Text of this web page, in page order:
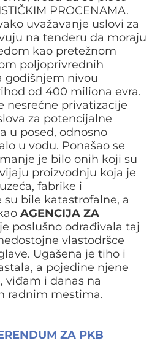
PROCENAMA.
uvažavanje uslovi za
na tenderu da moraju
kao pretežnom
poljoprivrednih
godišnjem nivou
od 400 miliona evra.
nesrećne privatizacije
za potencijalne
u posed, odnosno
u vodu. Ponašao se
je bilo onih koji su
proizvodnju koja je
fabrike i
bile katastrofalne, a
AGENCIJA ZA
poslušno odrađivala taj
vlastodršce
Ugašena je tiho i
a pojedine njene
viđam i danas na
radnim mestima.
ZA PKB